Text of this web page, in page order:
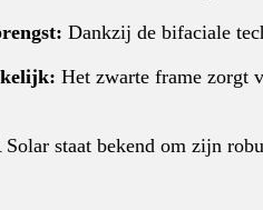
Dankzij de bifaciale
Het zwarte frame zorgt
Solar staat bekend om zijn